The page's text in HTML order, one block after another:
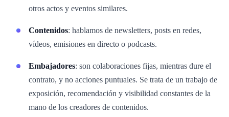
otros actos y eventos similares.
Contenidos: hablamos de newsletters, posts en redes,
vídeos, emisiones en directo o podcasts.
Embajadores: son colaboraciones fijas, mientras dure el
contrato, y no acciones puntuales. Se trata de un trabajo de
exposición, recomendación y visibilidad constantes de la
mano de los creadores de contenidos.